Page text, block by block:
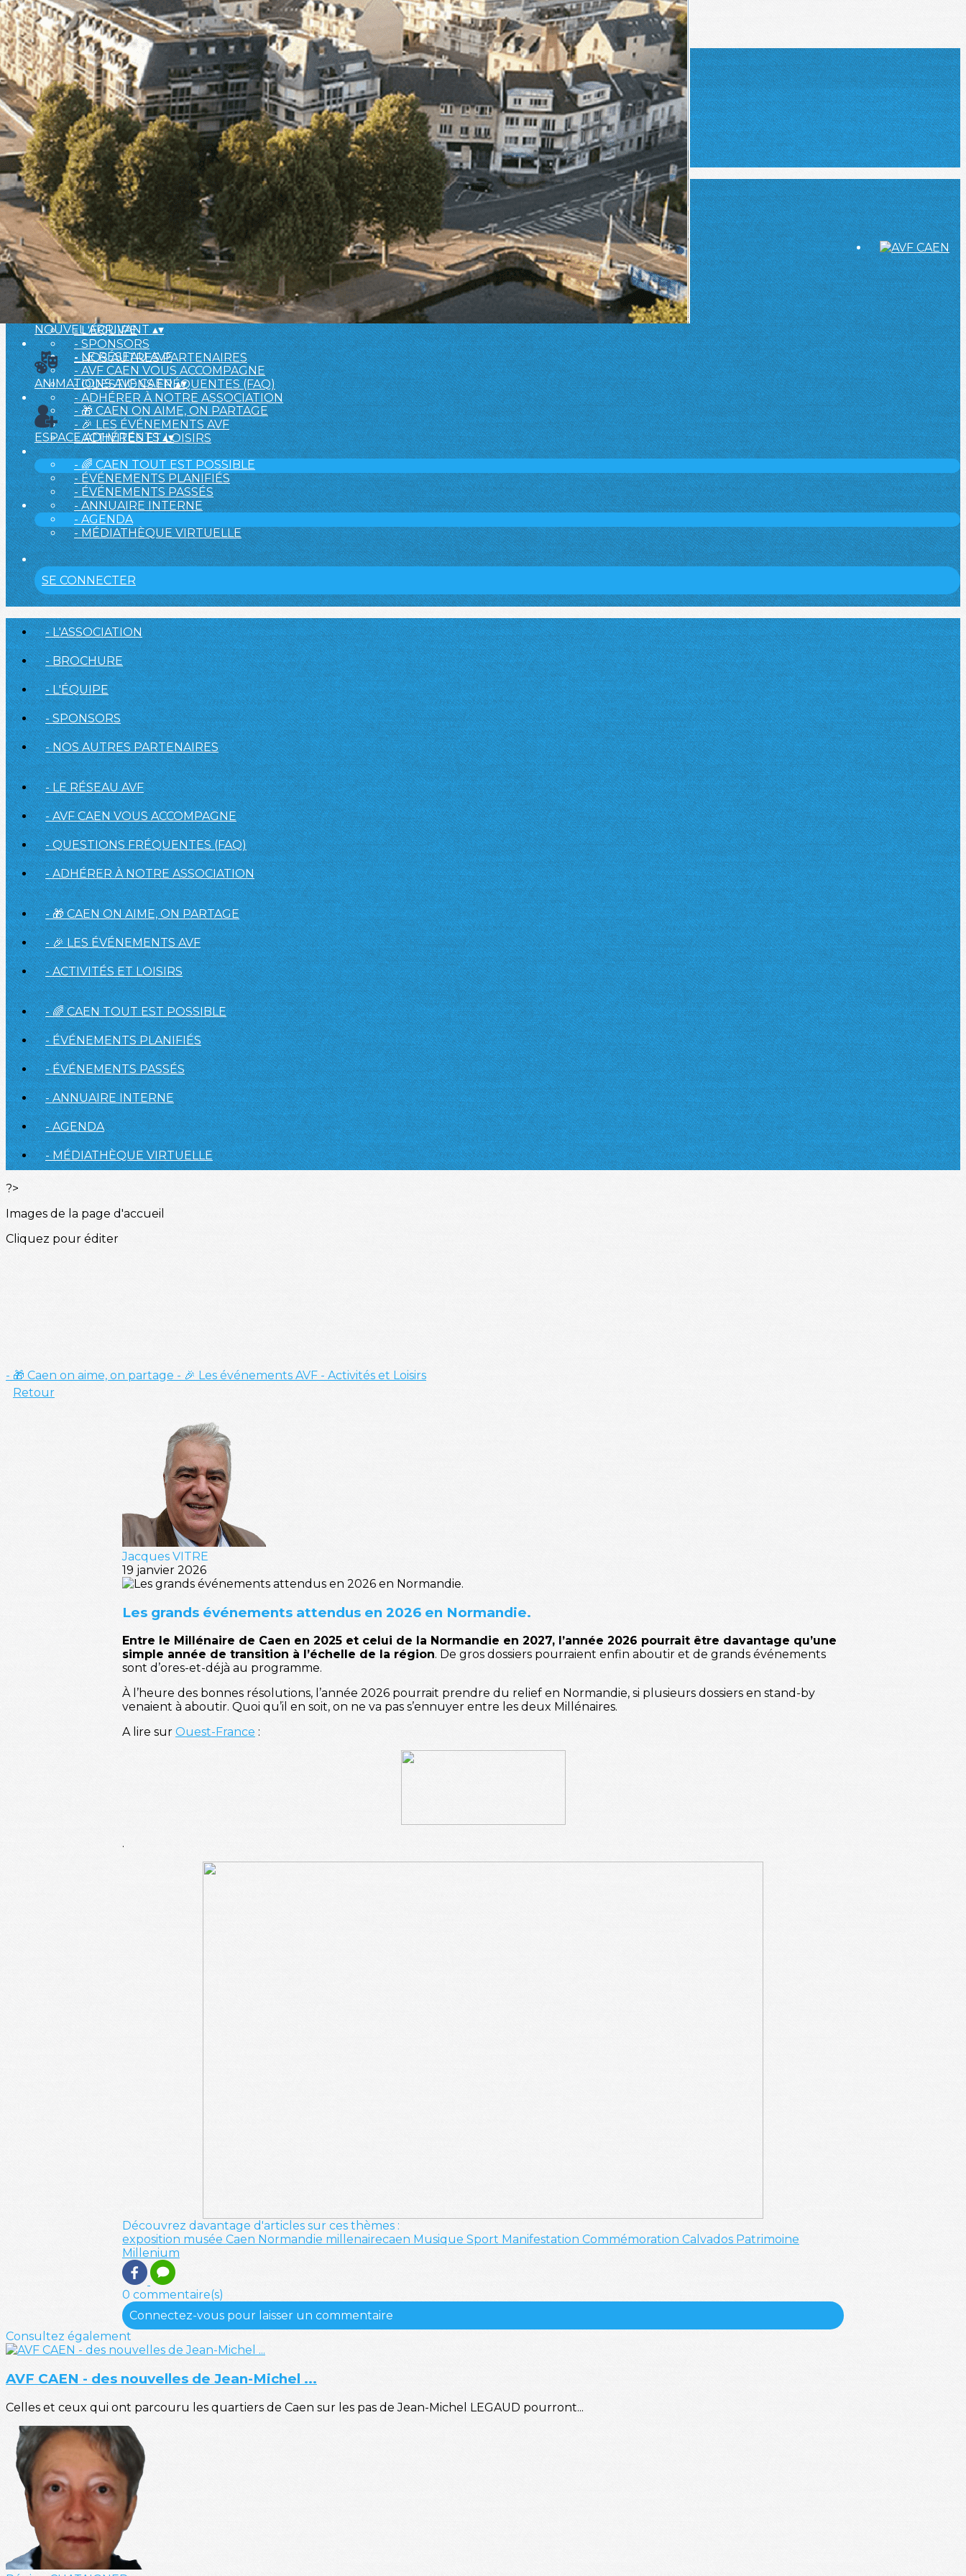
Exporter les lignes sélectionnées
Exporter toutes les colonnes
Exporter uniquement les colonnes affichées
Menu
<
>
- 🎁 Caen on aime, on partage
- 🎉 Les événements AVF
- Activités et Loisirs
Ajoutez un logo, un bouton, des réseaux sociaux
Cliquez pour éditer
L'ASSOCIATION▴▾
- L'ASSOCIATION
- BROCHURE
- L'ÉQUIPE
- SPONSORS
- NOS AUTRES PARTENAIRES
NOUVEL ARRIVANT▴▾
- LE RÉSEAU AVF
- AVF CAEN VOUS ACCOMPAGNE
- QUESTIONS FRÉQUENTES (FAQ)
- ADHÉRER À NOTRE ASSOCIATION
ANIMATIONS AVF CAEN▴▾
- 🎁 CAEN ON AIME, ON PARTAGE
- 🎉 LES ÉVÉNEMENTS AVF
- ACTIVITÉS ET LOISIRS
ESPACE ADHÉRENTS▴▾
- 🌈 CAEN TOUT EST POSSIBLE
- ÉVÉNEMENTS PLANIFIÉS
- ÉVÉNEMENTS PASSÉS
- ANNUAIRE INTERNE
- AGENDA
- MÉDIATHÈQUE VIRTUELLE
SE CONNECTER
- L'ASSOCIATION
- BROCHURE
- L'ÉQUIPE
- SPONSORS
- NOS AUTRES PARTENAIRES
- LE RÉSEAU AVF
- AVF CAEN VOUS ACCOMPAGNE
- QUESTIONS FRÉQUENTES (FAQ)
- ADHÉRER À NOTRE ASSOCIATION
- 🎁 CAEN ON AIME, ON PARTAGE
- 🎉 LES ÉVÉNEMENTS AVF
- ACTIVITÉS ET LOISIRS
- 🌈 CAEN TOUT EST POSSIBLE
- ÉVÉNEMENTS PLANIFIÉS
- ÉVÉNEMENTS PASSÉS
- ANNUAIRE INTERNE
- AGENDA
- MÉDIATHÈQUE VIRTUELLE
?>
Images de la page d'accueil
Cliquez pour éditer
- 🎁 Caen on aime, on partage - 🎉 Les événements AVF - Activités et Loisirs
Retour
Jacques VITRE
19 janvier 2026
Les grands événements attendus en 2026 en Normandie.
Entre le Millénaire de Caen en 2025 et celui de la Normandie en 2027, l’année 2026 pourrait être davantage qu’une
simple année de transition à l’échelle de la région. De gros dossiers pourraient enfin aboutir et de grands événements
sont d’ores-et-déjà au programme.
À l’heure des bonnes résolutions, l’année 2026 pourrait prendre du relief en Normandie, si plusieurs dossiers en stand-by
venaient à aboutir. Quoi qu’il en soit, on ne va pas s’ennuyer entre les deux Millénaires.
A lire sur Ouest-France :
.
Découvrez davantage d'articles sur ces thèmes :
exposition musée Caen Normandie millenairecaen Musique Sport Manifestation Commémoration Calvados Patrimoine
Millenium
0 commentaire(s)
Connectez-vous pour laisser un commentaire
Consultez également
AVF CAEN - des nouvelles de Jean-Michel ...
Celles et ceux qui ont parcouru les quartiers de Caen sur les pas de Jean-Michel LEGAUD pourront...